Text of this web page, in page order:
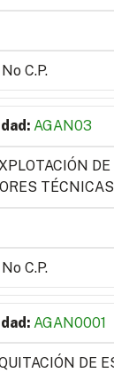
C.P.
AGAN03
C.P.
AGAN0001
DE